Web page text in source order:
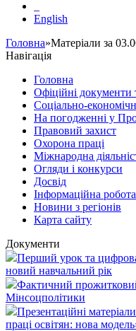
English
Головна»Матеріали за
Навігація
Головна
Офіційні документи
Соціально-
На погодженні у
Правовий захист
Охорона праці
Міжнародна
Огляди і конкурси
Досвід
Інформаційна робота
Новини з регіонів
Карта сайту
Документи
Перший урок та
новий навчальний рік
Фактичний
Мінсоцполітики
Презентаційні
праці освітян: нова